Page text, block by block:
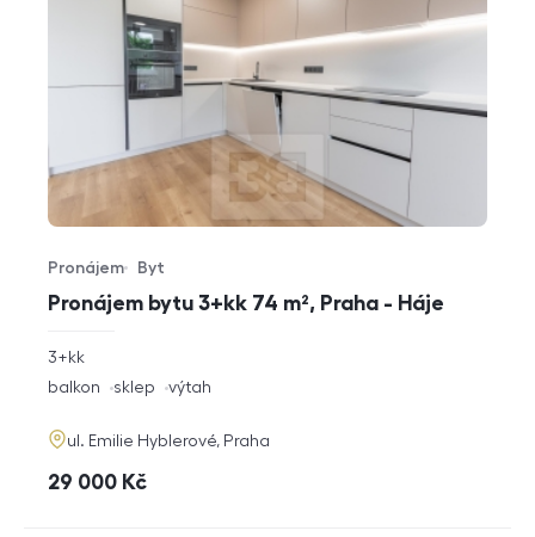
Pronájem bytu 3+kk 74 m², Praha - Háje
Typ nabídky
Pronájem
Typ nemovitosti
Byt
rozměry
3+kk
funkce
balkon sklep výtah
adresa
ul. Emilie Hyblerové, Praha
cena
29 000 Kč